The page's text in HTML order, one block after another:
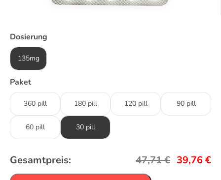
Dosierung
135mg
Paket
360 pill 180 pill 120 pill 90 pill
60 pill 30 pill
Gesamtpreis: 47,71€ 39,76€